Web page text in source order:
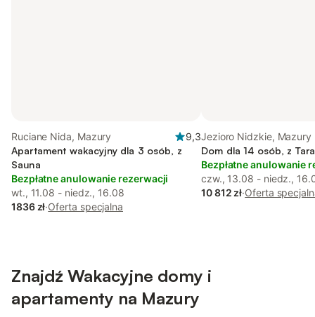
Ruciane Nida, Mazury
9,3
Apartament wakacyjny dla 3 osób, z
Sauna
Bezpłatne anulowanie rezerwacji
wt., 11.08 - niedz., 16.08
1836 zł·Oferta specjalna
Jezioro Nidzkie, Mazury
Dom dla 14 osób, z
Bezpłatne anulowanie
czw., 13.08 - niedz.,
10 812 zł·Oferta
Znajdź Wakacyjne domy i
apartamenty na Mazury